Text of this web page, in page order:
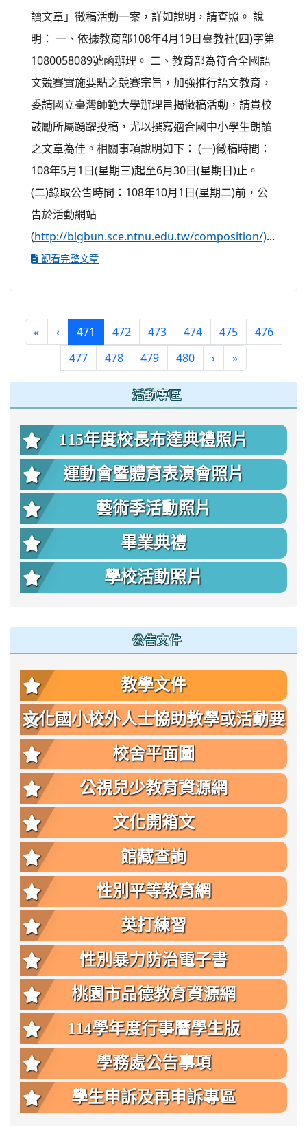
讀文章」徵稿活動一案，詳如說明，請查照。 說
明： 一、依據教育部108年4月19日臺教社(四)字第
1080058089號函辦理。 二、教育部為符合全國語
文競賽實施要點之競賽宗旨，加強推行語文教育，
委請國立臺灣師範大學辦理旨揭徵稿活動，請貴校
鼓勵所屬踴躍投稿，尤以撰寫適合國中小學生朗讀
之文章為佳。相關事項說明如下： (一)徵稿時間：
108年5月1日(星期三)起至6月30日(星期日)止。
(二)錄取公告時間：108年10月1日(星期二)前，公
告於活動網站
(http://blgbun.sce.ntnu.edu.tw/composition/)...
觀看完整文章
« ‹ 471 (current)
472 473 474 475
476
477
478 479 480 › »
活動專區
115年度校長布達典禮照片
運動會暨體育表演會照片
藝術季活動照片
畢業典禮
學校活動照片
公告文件
教學文件
文化國小校外人士協助教學或活動要
點
校舍平面圖
公視兒少教育資源網
文化開箱文
館藏查詢
性別平等教育網
英打練習
性別暴力防治電子書
桃園市品德教育資源網
114學年度行事曆學生版
學務處公告事項
學生申訴及再申訴專區